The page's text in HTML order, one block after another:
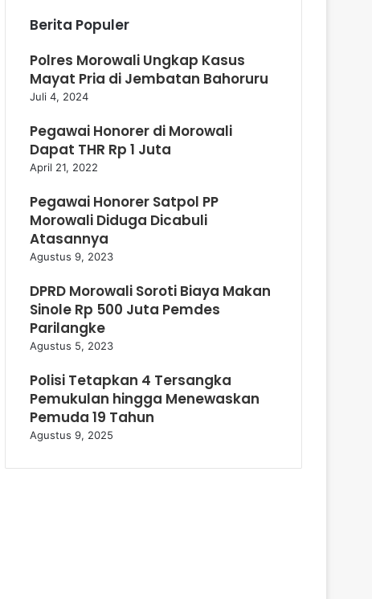
Berita Populer
Polres Morowali Ungkap Kasus
Mayat Pria di Jembatan Bahoruru
Juli 4, 2024
Pegawai Honorer di Morowali
Dapat THR Rp 1 Juta
April 21, 2022
Pegawai Honorer Satpol PP
Morowali Diduga Dicabuli
Atasannya
Agustus 9, 2023
DPRD Morowali Soroti Biaya Makan
Sinole Rp 500 Juta Pemdes
Parilangke
Agustus 5, 2023
Polisi Tetapkan 4 Tersangka
Pemukulan hingga Menewaskan
Pemuda 19 Tahun
Agustus 9, 2025